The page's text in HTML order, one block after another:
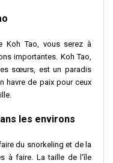
Koh Tao, vous serez à
importantes. Koh Tao,
sœurs, est un paradis
havre de paix pour ceux
les environs
du snorkeling et de la
à faire. La taille de l'île